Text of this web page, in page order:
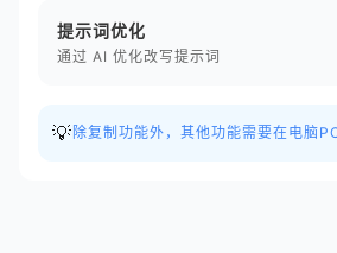
提示词优化
通过 AI 优化改写提示词
💡 除复制功能外，其他功能需要在电脑